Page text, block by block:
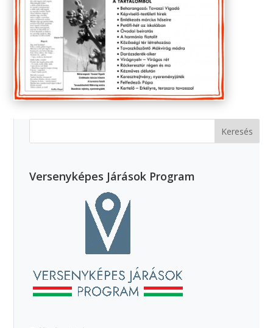
Versenyképes Járások Program